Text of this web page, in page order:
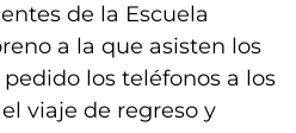
de la Escuela
a la que asisten los
los teléfonos a los
viaje de regreso y